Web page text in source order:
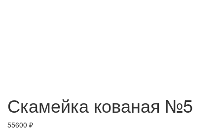
Скамейка кованая №5
55600 ₽